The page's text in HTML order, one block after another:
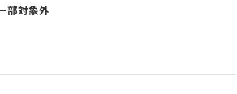
部対象外